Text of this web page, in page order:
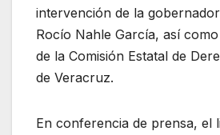
intervención de la
Rocío Nahle García, así
de la Comisión Estatal de
de Veracruz.
En conferencia de prensa, el